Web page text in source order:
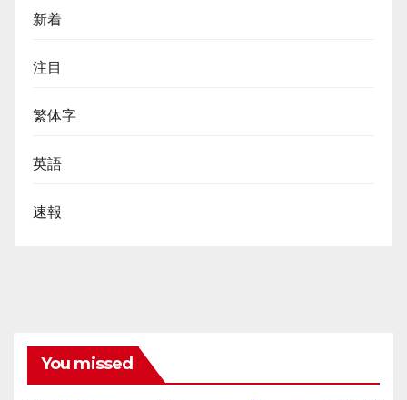
新着
注目
繁体字
英語
速報
You missed